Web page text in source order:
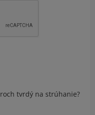
tvrdý na strúhanie?